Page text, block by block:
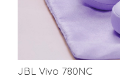
JBL Vivo 780NC